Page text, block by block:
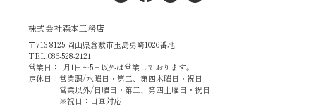
株式会社森本工務店
〒713-8125 岡山県倉敷市玉島勇崎1026番地
TEL.086-528-2121
営業日：1月1日～5日以外は営業しております。
定休日：営業課/水曜日・第二、第四木曜日・祝日
営業以外/日曜日・第二、第四土曜日・祝日
※祝日：日直対応